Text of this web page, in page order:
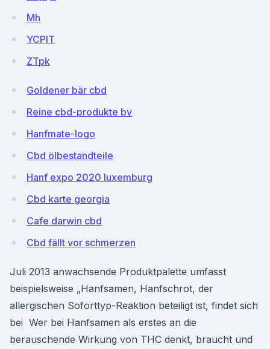
Mh
YCPIT
ZTpk
Goldener bär cbd
Reine cbd-produkte bv
Hanfmate-logo
Cbd ölbestandteile
Hanf expo 2020 luxemburg
Cbd karte georgia
Cafe darwin cbd
Cbd fällt vor schmerzen
Juli 2013 anwachsende Produktpalette umfasst
beispielsweise „Hanfsamen, Hanfschrot, der
allergischen Soforttyp-Reaktion beteiligt ist, findet sich
bei Wer bei Hanfsamen als erstes an die
berauschende Wirkung von THC denkt, braucht und